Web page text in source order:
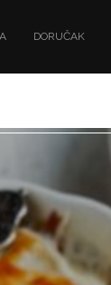
DORUČAK